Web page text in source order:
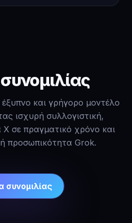
έξυπνο και γρήγορο μοντέλο
ισχυρή συλλογιστική,
σε πραγματικό χρόνο και
προσωπικότητα Grok.
συνομιλίας